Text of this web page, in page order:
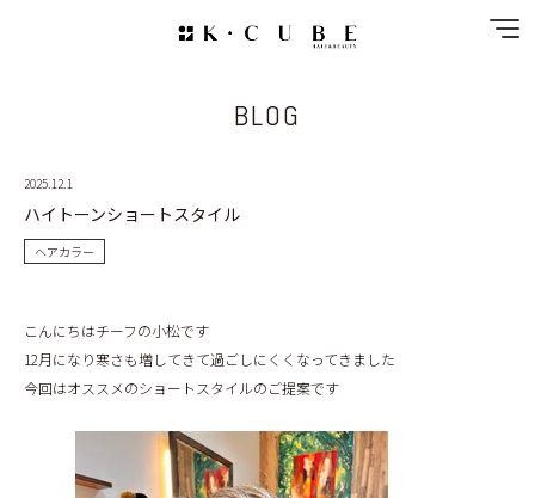
SPECIAL MENU
MENU
COUPON
RECRUIT
BLOG
2025.12.1
ハイトーンショートスタイル
ヘアカラー
こんにちはチーフの小松です
12月になり寒さも増してきて過ごしにくくなってきました
今回はオススメのショートスタイルのご提案です